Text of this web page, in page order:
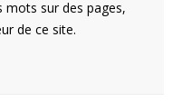
msur des pages,
de ce site.